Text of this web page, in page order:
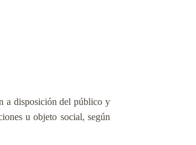
a disposición del público y
u objeto social, según